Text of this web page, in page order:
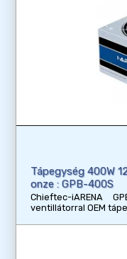
Tápegység 400W
onze : GPB-400S
Chieftec-iARENA
ventillátorral OEM